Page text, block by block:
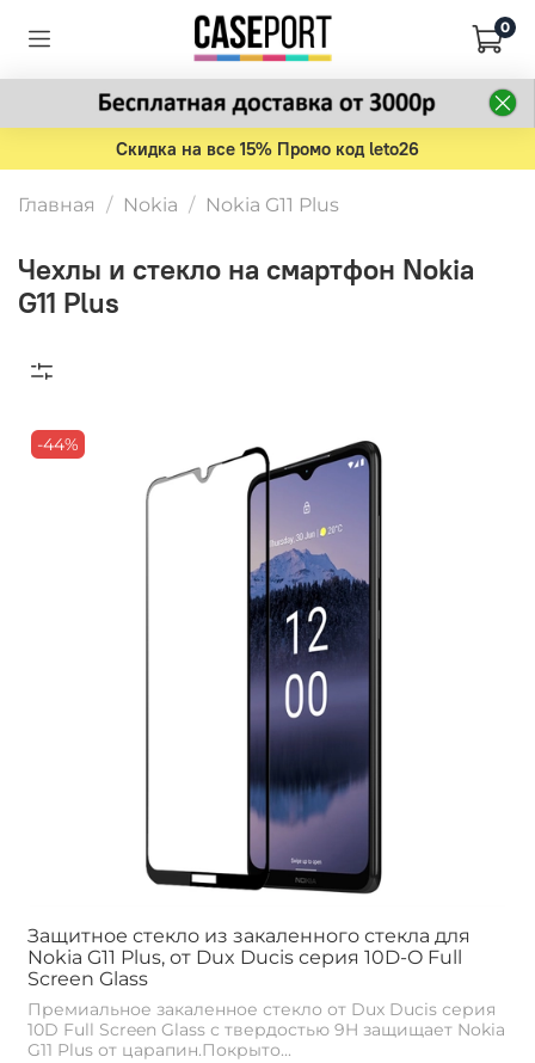
0
Скидка на все 15% Промо код leto26
Главная Nokia Nokia G11 Plus
Чехлы и стекло на смартфон Nokia
G11 Plus
-44%
Защитное стекло из закаленного стекла для
Nokia G11 Plus, от Dux Ducis серия 10D-O Full
Screen Glass
Премиальное закаленное стекло от Dux Ducis серия
10D Full Screen Glass с твердостью 9H защищает Nokia
G11 Plus от царапин.Покрыто...